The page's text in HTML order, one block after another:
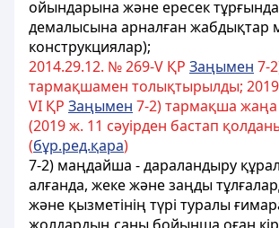
ойындарына және ересек
демалысына арналған жабдықтар
конструкциялар);
2014.29.12. № 269-V ҚР Заңымен 7-
тармақшамен толықтырылды;
VІ ҚР Заңымен 7-2) тармақша жаңа
(2019 ж. 11 сәуірден бастап
(бұр.ред.қара)
7-2) маңдайша - дараландыру
алғанда, жеке және заңды
және қызметінің түрі туралы